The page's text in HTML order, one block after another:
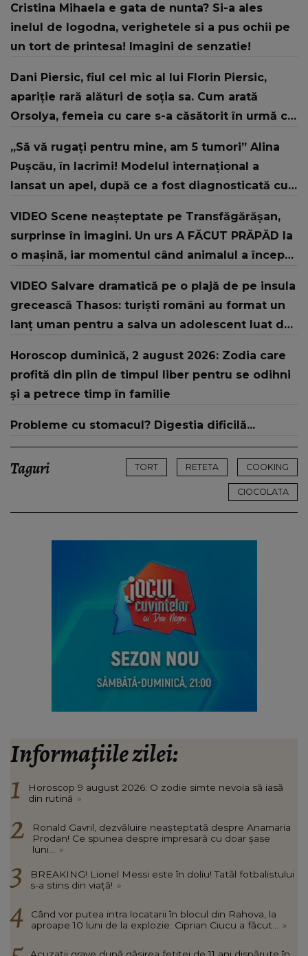
Cristina Mihaela e gata de nunta? Si-a ales
inelul de logodna, verighetele si a pus ochii pe
un tort de printesa! Imagini de senzatie!
Dani Piersic, fiul cel mic al lui Florin Piersic,
apariție rară alături de soția sa. Cum arată
Orsolya, femeia cu care s-a căsătorit în urmă cu
„Să vă rugați pentru mine, am 5 tumori” Alina
Pușcău, în lacrimi! Modelul internațional a
lansat un apel, după ce a fost diagnosticată cu
VIDEO Scene neașteptate pe Transfăgărășan,
surprinse în imagini. Un urs A FĂCUT PRĂPĂD la
o mașină, iar momentul când animalul a început
REACȚIE. Ce a urmat și ce s-a întâmplat cu
proprietarii autoturismului
VIDEO Salvare dramatică pe o plajă de pe insula
grecească Thasos: turiști români au format un
lanț uman pentru a salva un adolescent luat de
Horoscop duminică, 2 august 2026: Zodia care
profită din plin de timpul liber pentru se odihni
și a petrece timp în familie
Probleme cu stomacul? Digestia dificilă...
Taguri TORT RETETA COOKING
CIOCOLATA
Informațiile zilei:
Horoscop 9 august 2026: O zodie simte nevoia să iasă
din rutină »
Ronald Gavril, dezvăluire neașteptată despre Anamaria
Prodan! Ce spunea despre impresară cu doar șase
luni...
»
BREAKING! Lionel Messi este în doliu! Tatăl fotbalistului
s-a stins din viață! »
Când vor putea intra locatarii în blocul din Rahova, la
aproape 10 luni de la explozie. Ciprian Ciucu a făcut...
»